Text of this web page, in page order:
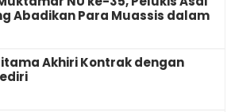
Abadikan Para Muassis dalam
Akhiri Kontrak dengan